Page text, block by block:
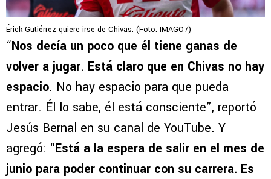
Érick Gutiérrez quiere irse de Chivas. (Foto: IMAGO7)
“Nos decía un poco que él tiene ganas de
volver a jugar. Está claro que en Chivas no hay
espacio. No hay espacio para que pueda
entrar. Él lo sabe, él está consciente”, reportó
Jesús Bernal en su canal de YouTube. Y
agregó: “Está a la espera de salir en el mes de
junio para poder continuar con su carrera. Es